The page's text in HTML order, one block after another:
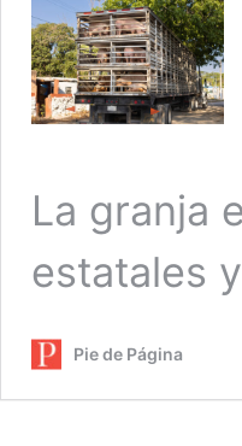
La granja
estatales
Pie de Página